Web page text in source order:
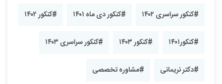
#کنکور سراسری ۱۴۰۲ #کنکور دی ماه ۱۴۰۱ #کنکور ۱۴۰۲
#کنکور۱۴۰۱ #کنکور ۱۴۰۳ #کنکور سراسری ۱۴۰۳
#دکتر نریمانی #مشاوره تخصصی